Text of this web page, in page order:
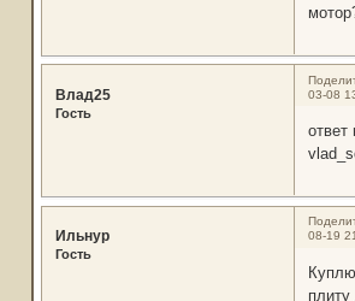
03-08
Влад25
Гость
ответ
08-19
Ильнур
Гость